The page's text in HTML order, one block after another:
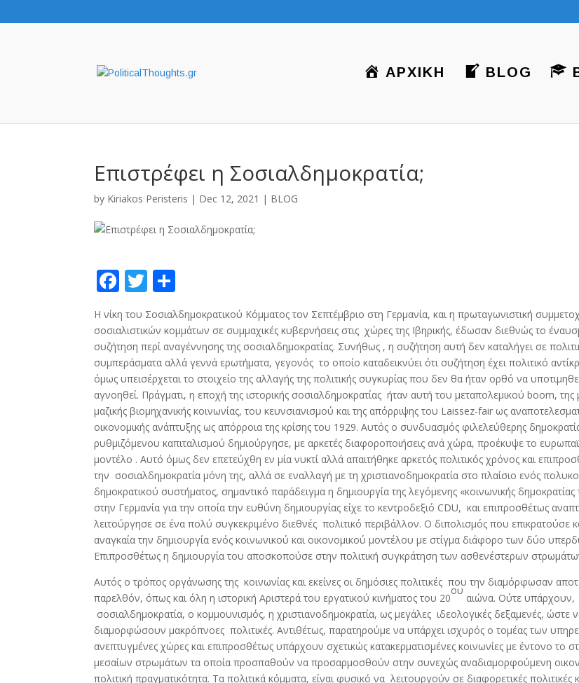
ΑΡΧΙΚΗ BLOG
Επιστρέφει η Σοσιαλδημοκρατία;
by Kiriakos Peristeris | Dec 12, 2021 | BLOG
F
e
b
o
o
k
T
w
itt
er
h
ar
e
Η νίκη του Σοσιαλδημοκρατικού Κόμματος τον Σεπτέμβριο στη Γερμανία, και η πρωταγωνιστική
σοσιαλιστικών κομμάτων σε συμμαχικές κυβερνήσεις στις χώρες της Ιβηρικής, έδωσαν διεθνώς το
συζήτηση περί αναγέννησης της σοσιαλδημοκρατίας. Συνήθως , η συζήτηση αυτή δεν καταλήγει σε
συμπεράσματα αλλά γεννά ερωτήματα, γεγονός το οποίο καταδεικνύει ότι συζήτηση έχει πολιτικό
όμως υπεισέρχεται το στοιχείο της αλλαγής της πολιτικής συγκυρίας που δεν θα ήταν ορθό να
αγνοηθεί. Πράγματι, η εποχή της ιστορικής σοσιαλδημοκρατίας ήταν αυτή του μεταπολεμικού boom, της
μαζικής βιομηχανικής κοινωνίας, του κευνσιανισμού και της απόρριψης του Laissez-fair ως
οικονομικής ανάπτυξης ως απόρροια της κρίσης του 1929. Αυτός ο συνδυασμός φιλελεύθερης
ρυθμιζόμενου καπιταλισμού δημιούργησε, με αρκετές διαφοροποιήσεις ανά χώρα, προέκυψε το
μοντέλο . Αυτό όμως δεν επετεύχθη εν μία νυκτί αλλά απαιτήθηκε αρκετός πολιτικός χρόνος και
την σοσιαλδημοκρατία μόνη της, αλλά σε εναλλαγή με τη χριστιανοδημοκρατία στο πλαίσιο ενός
δημοκρατικού συστήματος, σημαντικό παράδειγμα η δημιουργία της λεγόμενης «κοινωνικής δημοκρατίας
στην Γερμανία για την οποία την ευθύνη δημιουργίας είχε το κεντροδεξιό CDU, και επιπροσθέτως
λειτούργησε σε ένα πολύ συγκεκριμένο διεθνές πολιτικό περιβάλλον. Ο διπολισμός που επικρατούσε
αναγκαία την δημιουργία ενός κοινωνικού και οικονομικού μοντέλου με στίγμα διάφορο των δύο
Επιπροσθέτως η δημιουργία του αποσκοπούσε στην πολιτική συγκράτηση των ασθενέστερων
Αυτός ο τρόπος οργάνωσης της κοινωνίας και εκείνες οι δημόσιες πολιτικές που την διαμόρφωσαν
παρελθόν, όπως και όλη η ιστορική Αριστερά του εργατικού κινήματος του 20
ου
αιώνα. Ούτε υπάρχουν,
σοσιαλδημοκρατία, ο κομμουνισμός, η χριστιανοδημοκρατία, ως μεγάλες ιδεολογικές δεξαμενές, ώστε
διαμορφώσουν μακρόπνοες πολιτικές. Αντιθέτως, παρατηρούμε να υπάρχει ισχυρός ο τομέας των
ανεπτυγμένες χώρες και επιπροσθέτως υπάρχουν σχετικώς κατακερματισμένες κοινωνίες με έντονο το
μεσαίων στρωμάτων τα οποία προσπαθούν να προσαρμοσθούν στην συνεχώς αναδιαμορφούμενη
πολιτική πραγματικότητα. Τα πολιτικά κόμματα, είναι φυσικό να λειτουργούν σε διαφορετικές πολιτικές